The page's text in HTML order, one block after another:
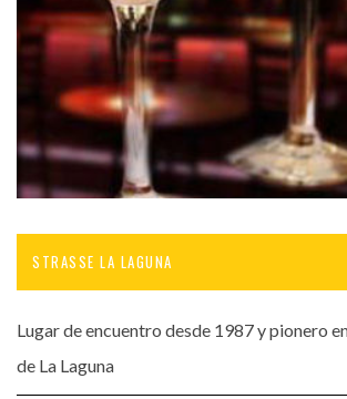
STRASSE LA LAGUNA
Lugar de encuentro desde 1987 y pionero
de La Laguna